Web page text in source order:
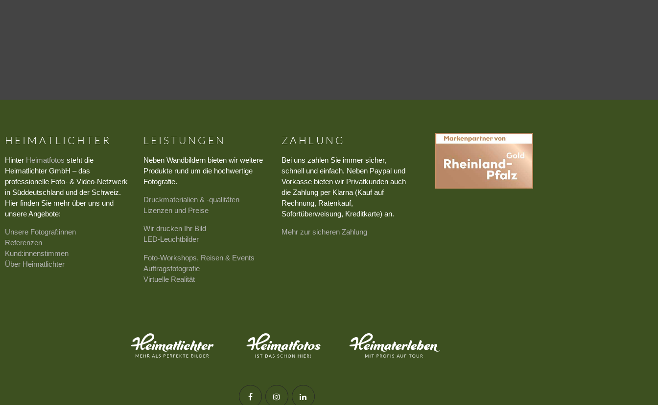
HEIMATLICHTER
Hinter Heimatfotos steht die
Heimatlichter GmbH – das
professionelle Foto- & Video-Netzwerk
in Süddeutschland und der Schweiz.
Hier finden Sie mehr über uns und
unsere Angebote:
Unsere Fotograf:innen
Referenzen
Kund:innenstimmen
Über Heimatlichter
LEISTUNGEN
Neben Wandbildern bieten wir weitere
Produkte rund um die hochwertige
Fotografie.
Druckmaterialien & -qualitäten
Lizenzen und Preise
Wir drucken Ihr Bild
LED-Leuchtbilder
Foto-Workshops, Reisen & Events
Auftragsfotografie
Virtuelle Realität
ZAHLUNG
Bei uns zahlen Sie immer sicher,
schnell und einfach. Neben Paypal und
Vorkasse bieten wir Privatkunden auch
die Zahlung per Klarna (Kauf auf
Rechnung, Ratenkauf,
Sofortüberweisung, Kreditkarte) an.
Mehr zur sicheren Zahlung